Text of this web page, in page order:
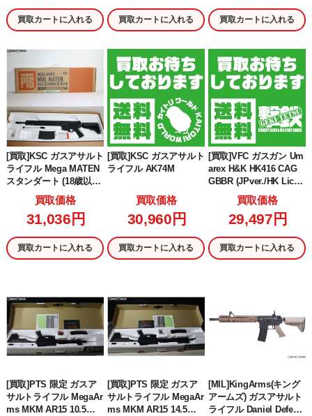
買取カートに入れる 買取カートに入れる 買取カートに入れる
[買取]KSC ガスアサルト
ライフル Mega MATEN
スタンダート (18歳以上
買取価格
31,036円
買取カートに入れる
[買取]KSC ガスアサルト
ライフル AK74M
買取価格
30,960円
買取カートに入れる
[買取]VFC ガスガン Um
arex H&K HK416 CAG
GBBR (JPver./HK Licen
sed) RAL8000(VF2J-LH
K416-TN03) (18歳以上専
買取価格
29,497円
買取カートに入れる
[買取]PTS 限定 ガスア
サルトライフル MegaAr
ms MKM AR15 10.5イ
[買取]PTS 限定 ガスア
サルトライフル MegaAr
ms MKM AR15 14.5イ
[MIL]KingArms(キング
アームズ) ガスアサルト
ライフル Daniel Defens